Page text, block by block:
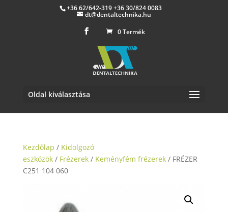
+36 62/642-319 +36 30/824 0083
dt@dentaltechnika.hu
0 Termék
Oldal kiválasztása
Kezdőlap / Kidolgozó
eszközök/ Frézerek/ Keményfém frézerek/ FRÉZER
C251 104 060